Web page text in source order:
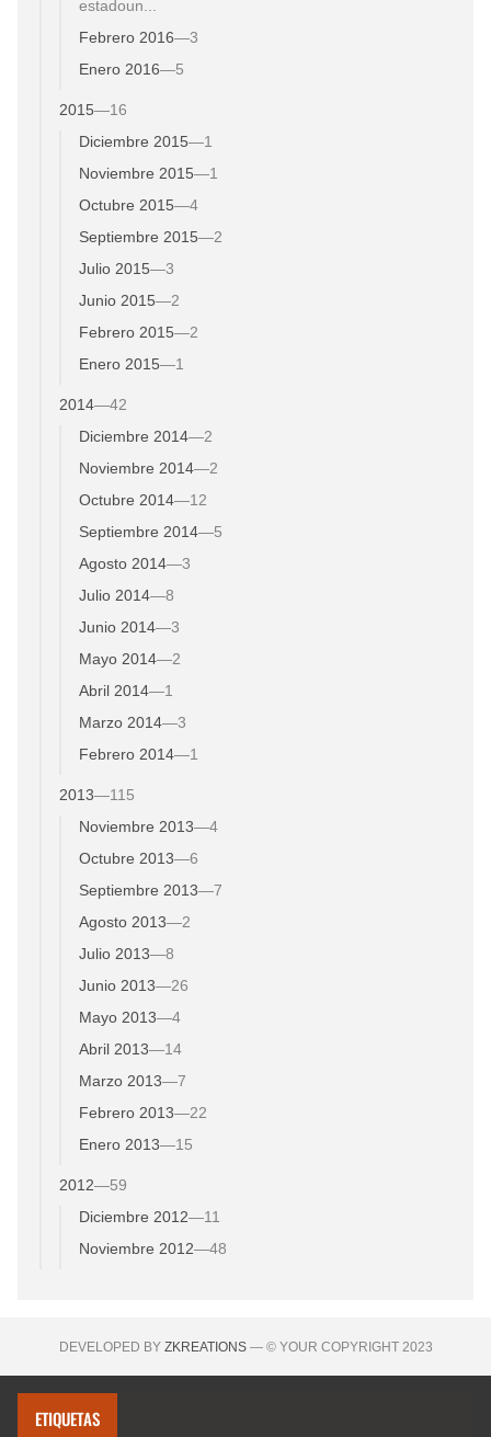
estadoun...
Febrero 2016—3
Enero 2016—5
2015—16
Diciembre 2015—1
Noviembre 2015—1
Octubre 2015—4
Septiembre 2015—2
Julio 2015—3
Junio 2015—2
Febrero 2015—2
Enero 2015—1
2014—42
Diciembre 2014—2
Noviembre 2014—2
Octubre 2014—12
Septiembre 2014—5
Agosto 2014—3
Julio 2014—8
Junio 2014—3
Mayo 2014—2
Abril 2014—1
Marzo 2014—3
Febrero 2014—1
2013—115
Noviembre 2013—4
Octubre 2013—6
Septiembre 2013—7
Agosto 2013—2
Julio 2013—8
Junio 2013—26
Mayo 2013—4
Abril 2013—14
Marzo 2013—7
Febrero 2013—22
Enero 2013—15
2012—59
Diciembre 2012—11
Noviembre 2012—48
DEVELOPED BY ZKREATIONS— © YOUR COPYRIGHT 2023
ETIQUETAS